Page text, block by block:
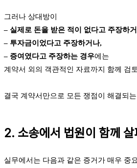
그러나 상대방이
– 실제로 돈을 받은 적이 없다고 주장하
– 투자금이었다고 주장하거나,
– 증여였다고 주장하는 경우에는
계약서 외의 객관적인 자료까지 함께 검
결국 계약서만으로 모든 쟁점이 해결되
2. 소송에서 법원이 함께
실무에서는 다음과 같은 증거가 매우 중